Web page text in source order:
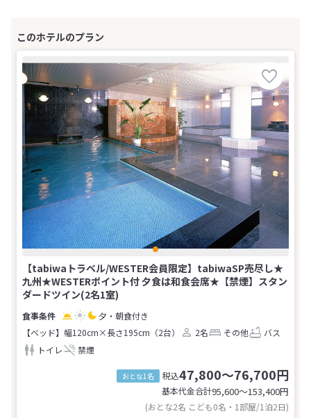
【tabiwaトラベル/WESTER会員限定】tabiwaSP売尽し★
九州★WESTERポイント付 夕食は和食会席★【禁煙】スタン
ダードツイン(2名1室)
夕・朝食付き
【ベッド】幅120cm×長さ195cm（2台）
2名 その他
バス
トイレ
禁煙
おとな1名 税込47,800～76,700円
基本代金合計95,600〜153,400円
(おとな2名 こども0名・1部屋/1泊2日)